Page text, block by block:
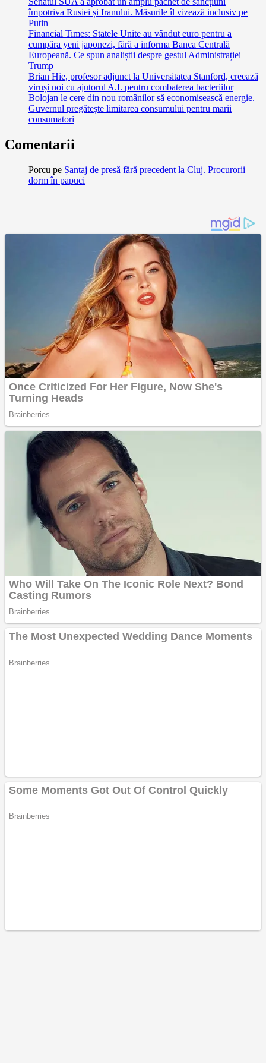
împotriva Rusiei și Iranului. Măsurile îl vizează inclusiv pe
Putin
Financial Times: Statele Unite au vândut euro pentru a
cumpăra yeni japonezi, fără a informa Banca Centrală
Europeană. Ce spun analiștii despre gestul Administrației
Trump
Brian Hie, profesor adjunct la Universitatea Stanford, creează
viruși noi cu ajutorul A.I. pentru combaterea bacteriilor
Bolojan le cere din nou românilor să economisească energie.
Guvernul pregătește limitarea consumului pentru marii
consumatori
Comentarii
Porcu pe Șantaj de presă fără precedent la Cluj. Procurorii
dorm în papuci